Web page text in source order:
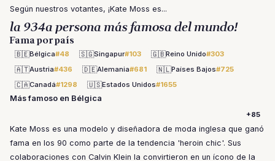
Según nuestros votantes, ¡Kate Moss es...
la 934a persona más famosa del mundo!
Fama por país
🇧🇪Bélgica#48 🇸🇬Singapur#103 🇬🇧Reino Unido#303
🇦🇹Austria#436 🇩🇪Alemania#681 🇳🇱Países Bajos#725
🇨🇦Canadá#1298 🇺🇸Estados Unidos#1655
Más famoso en Bélgica
+85
Kate Moss es una modelo y diseñadora de moda inglesa que ganó
fama en los 90 como parte de la tendencia 'heroin chic'. Sus
colaboraciones con Calvin Klein la convirtieron en un ícono de la